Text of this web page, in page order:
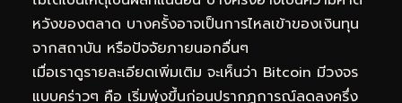
หวังของตลาด บางครั้งอาจเป็นการไหลเข้าของเงินทุน
จากสถาบัน หรือปัจจัยภายนอกอื่นๆ
เมื่อเราดูรายละเอียดเพิ่มเติม จะเห็นว่า Bitcoin มีวงจร
แบบคร่าวๆ คือ เริ่มพุ่งขึ้นก่อนปรากฏการณ์ลดลงครึ่ง